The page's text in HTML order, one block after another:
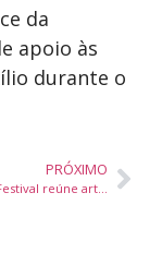
da
apoio às
durante o
PRÓXIMO
Gastro Rock Festival reúne arte ao vivo, rock e gastronomia em Balneário Camboriú nos dias 13 e 14 de junho